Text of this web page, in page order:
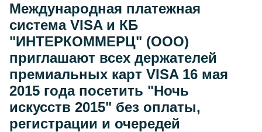
Международная платежная
система VISA и КБ
"ИНТЕРКОММЕРЦ" (ООО)
приглашают всех держателей
премиальных карт VISA 16 мая
2015 года посетить "Ночь
искусств 2015" без оплаты,
регистрации и очередей